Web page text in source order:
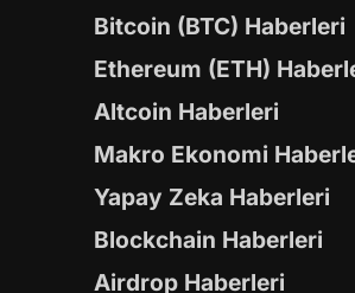
Bitcoin (BTC) Haberleri
Ethereum (ETH)
Altcoin Haberleri
Makro Ekonomi
Yapay Zeka Haberleri
Blockchain Haberleri
Airdrop Haberleri